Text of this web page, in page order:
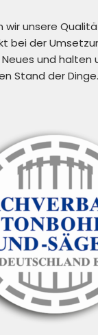
wir unsere
bei der
und halten
Stand der